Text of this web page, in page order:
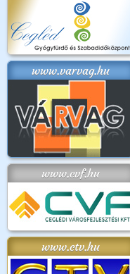
www.varvag.hu
www.cvf.hu
www.ctv.hu